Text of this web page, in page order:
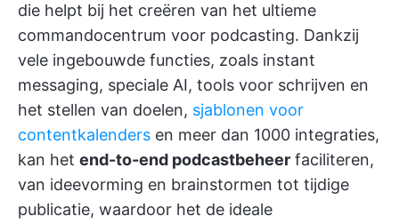
die helpt bij het creëren van het ultieme
commandocentrum voor podcasting. Dankzij
vele ingebouwde functies, zoals instant
messaging, speciale AI, tools voor schrijven en
het stellen van doelen, sjablonen voor
contentkalenders en meer dan 1000 integraties,
kan het end-to-end podcastbeheer faciliteren,
van ideevorming en brainstormen tot tijdige
publicatie, waardoor het de ideale